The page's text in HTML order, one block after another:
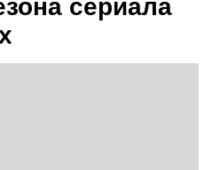
сериала